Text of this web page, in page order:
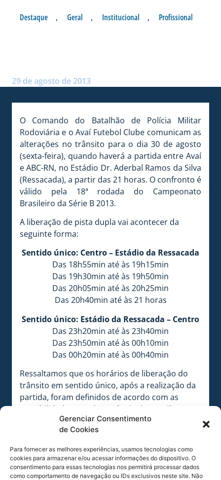
Gerenciar Consentimento
de Cookies
Para fornecer as melhores experiências, usamos tecnologias como
cookies para armazenar e/ou acessar informações do dispositivo. O
consentimento para essas tecnologias nos permitirá processar dados
como comportamento de navegação ou IDs exclusivos neste site. Não
Destaque , Geral , Institucional , Profissional
29 de agosto de 2013
O Comando do Batalhão de Polícia Militar
Rodoviária e o Avaí Futebol Clube comunicam as
alterações no trânsito para o dia 30 de agosto
(sexta-feira), quando haverá a partida entre Avaí
e ABC-RN, no Estádio Dr. Aderbal Ramos da Silva
(Ressacada), a partir das 21 horas. O confronto é
válido pela 18ª rodada do Campeonato
Brasileiro da Série B 2013.
A liberação de pista dupla vai acontecer da
seguinte forma:
Sentido único: Centro – Estádio da Ressacada
Das 18h55min até às 19h15min
Das 19h30min até às 19h50min
Das 20h05min até às 20h25min
Das 20h40min até às 21 horas
Sentido único: Estádio da Ressacada – Centro
Das 23h20min até às 23h40min
Das 23h50min até às 00h10min
Das 00h20min até às 00h40min
Ressaltamos que os horários de liberação do
trânsito em sentido único, após a realização da
partida, foram definidos de acordo com as
possibilidades, em decorrência da conciliação
desta medida com os horários dos vôos que
partem do Aeroporto Hercílio Luz neste
período. Desta forma, solicitamos a
compreensão de todos em relação aos horários
acima estabelecidos, pelos motivos já expostos.